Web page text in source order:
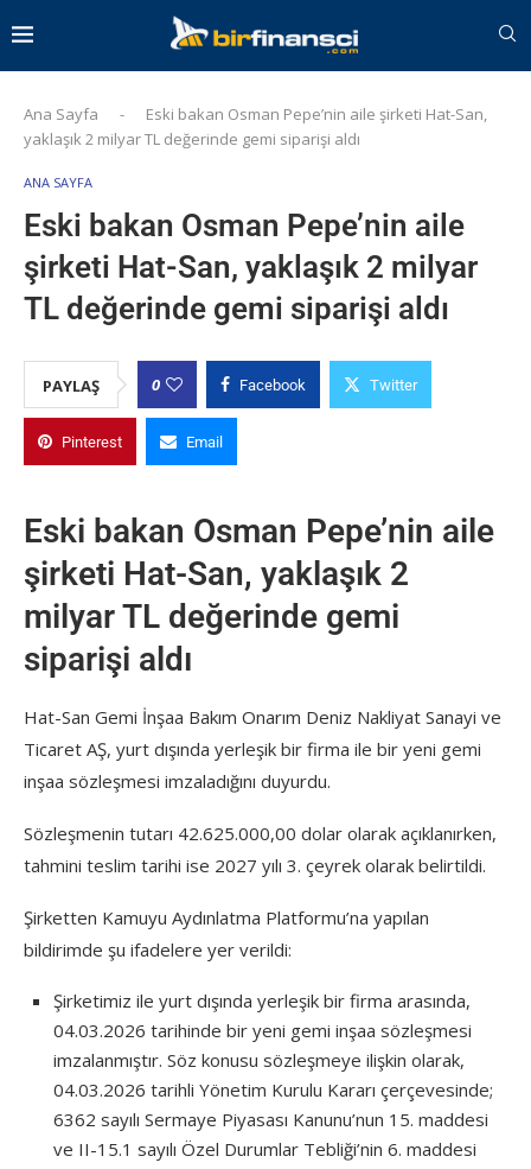
Ana Sayfa -
Eski bakan Osman Pepe’nin aile şirketi Hat-San,
yaklaşık 2 milyar TL değerinde gemi siparişi aldı
ANA SAYFA
Eski bakan Osman Pepe’nin aile
şirketi Hat-San, yaklaşık 2 milyar
TL değerinde gemi siparişi aldı
PAYLAŞ 0 Facebook Twitter
Pinterest Email
Eski bakan Osman Pepe’nin aile
şirketi Hat-San, yaklaşık 2
milyar TL değerinde gemi
siparişi aldı
Hat-San Gemi İnşaa Bakım Onarım Deniz Nakliyat Sanayi ve
Ticaret AŞ, yurt dışında yerleşik bir firma ile bir yeni gemi
inşaa sözleşmesi imzaladığını duyurdu.
Sözleşmenin tutarı 42.625.000,00 dolar olarak açıklanırken,
tahmini teslim tarihi ise 2027 yılı 3. çeyrek olarak belirtildi.
Şirketten Kamuyu Aydınlatma Platformu’na yapılan
bildirimde şu ifadelere yer verildi:
Şirketimiz ile yurt dışında yerleşik bir firma arasında,
04.03.2026 tarihinde bir yeni gemi inşaa sözleşmesi
imzalanmıştır. Söz konusu sözleşmeye ilişkin olarak,
04.03.2026 tarihli Yönetim Kurulu Kararı çerçevesinde;
6362 sayılı Sermaye Piyasası Kanunu’nun 15. maddesi
ve II-15.1 sayılı Özel Durumlar Tebliği’nin 6. maddesi